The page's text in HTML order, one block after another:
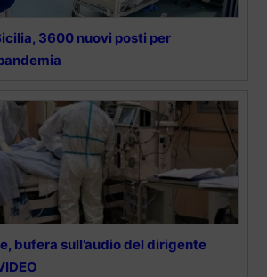
3600 nuovi posti per
bufera sull’audio del dirigente